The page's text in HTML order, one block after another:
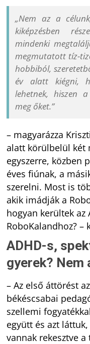
„Nem az a
kiképzésben
mindenki
megmutatott tíz-
hobbiból,
év alatt kiégni,
lehetnek, hiszen
meg őket.”
– magyarázza
alatt körülbelül két
egyszerre, közben
éves fiúnak, a
szerelni. Most is
akik imádják a
hogyan kerültek az
RoboKalandhoz? –
ADHD-s,
gyerek? Nem
–Az első áttörést
békéscsabai
szellemi
együtt és azt
vannak rekesztve